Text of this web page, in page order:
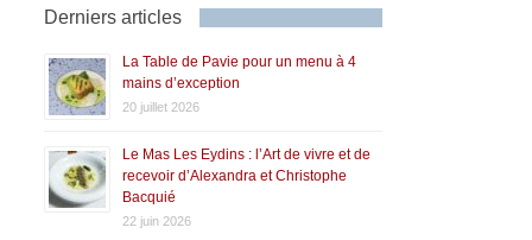
Derniers articles
La Table de Pavie pour un menu à 4
mains d’exception
20 juillet 2026
Le Mas Les Eydins : l’Art de vivre et de
recevoir d’Alexandra et Christophe
Bacquié
22 juin 2026